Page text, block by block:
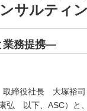
サルティ
業務提携―
締役社長 大塚裕司
以下、ASC）と